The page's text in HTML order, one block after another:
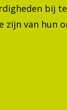
bij
zijn van hun